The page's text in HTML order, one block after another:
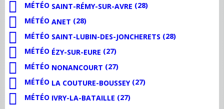
MÉTÉO SAINT-RÉMY-SUR-AVRE (28)
MÉTÉO ANET (28)
MÉTÉO SAINT-LUBIN-DES-JONCHERETS (28)
MÉTÉO ÉZY-SUR-EURE (27)
MÉTÉO NONANCOURT (27)
MÉTÉO LA COUTURE-BOUSSEY (27)
MÉTÉO IVRY-LA-BATAILLE (27)